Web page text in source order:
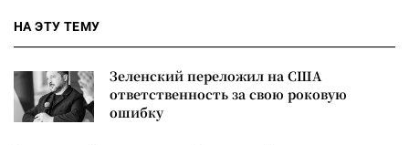
НА ЭТУ ТЕМУ
Зеленский переложил на США
ответственность за свою роковую
ошибку